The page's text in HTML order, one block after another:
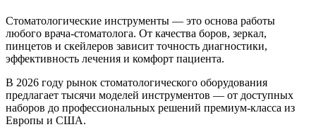
Стоматологические инструменты — это основа работы
любого врача-стоматолога. От качества боров, зеркал,
пинцетов и скейлеров зависит точность диагностики,
эффективность лечения и комфорт пациента.
В 2026 году рынок стоматологического оборудования
предлагает тысячи моделей инструментов — от доступных
наборов до профессиональных решений премиум-класса из
Европы и США.